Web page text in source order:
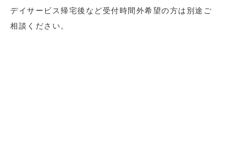
デイサービス帰宅後など受付時間外希望の方は別途ご
相談ください。